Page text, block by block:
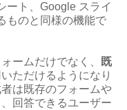
ート、Google スライ
ものと同様の機能で
ームだけでなく、
既
ただけるようになり
は既存のフォームや
回答できるユーザー